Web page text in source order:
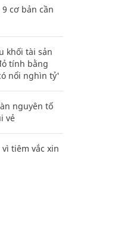
cơ bản cần
khối tài sản
tính bằng
nổi nghìn tỷ'
nguyên tố
vẻ
tiêm vắc xin